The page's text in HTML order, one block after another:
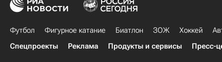
Футбол Фигурное катание Биатлон ЗОЖ Хоккей
Спецпроекты
Реклама Продукты и сервисы Пресс-